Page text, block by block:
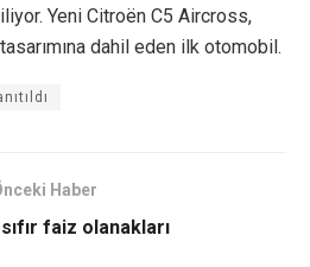
Yeni Citroën C5 Aircross,
dahil eden ilk otomobil.
Haber
faiz olanakları